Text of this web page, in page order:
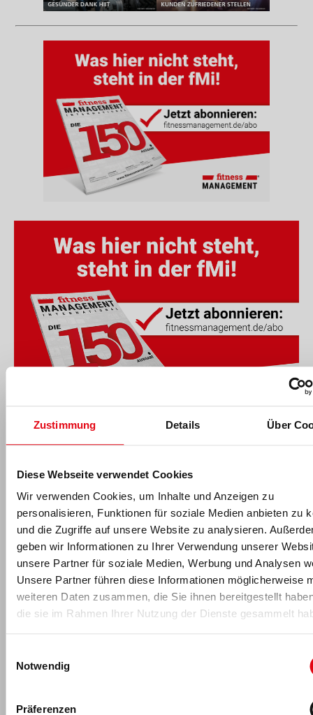
Zustimmung Details Über
Diese Webseite verwendet Cookies
Wir verwenden Cookies, um Inhalte und Anzeigen zu
personalisieren, Funktionen für soziale Medien anbieten zu
und die Zugriffe auf unsere Website zu analysieren.
geben wir Informationen zu Ihrer Verwendung unserer
unsere Partner für soziale Medien, Werbung und Analysen
Unsere Partner führen diese Informationen möglicherweise
weiteren Daten zusammen, die Sie ihnen bereitgestellt
die sie im Rahmen Ihrer Nutzung der Dienste gesammelt
Notwendig
Präferenzen
-Anzeige-
Für fitness MANAGEMENT berichtet
Florian Schmidt